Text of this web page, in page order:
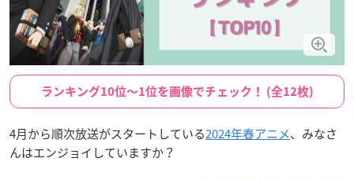
ランキング10位〜1位を画像でチェック！ (全12枚)
4月から順次放送がスタートしている2024年春アニメ、みなさ
んはエンジョイしていますか？